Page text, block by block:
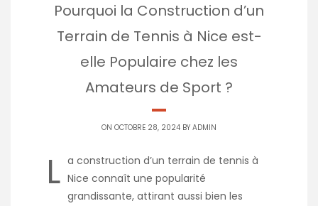
Pourquoi la Construction d’un
Terrain de Tennis à Nice est-
elle Populaire chez les
Amateurs de Sport ?
ON OCTOBRE 28, 2024 BY ADMIN
L a construction d’un terrain de tennis à
Nice connaît une popularité
grandissante, attirant aussi bien les